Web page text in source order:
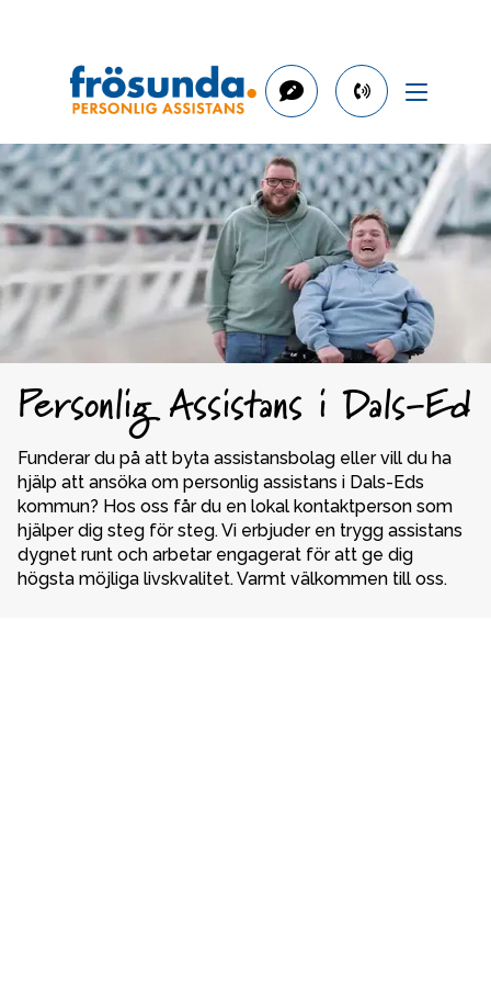
phone
031-
723
73
93
Personlig Assistans i Dals-Ed
Funderar du på att byta assistansbolag eller vill du ha
hjälp att ansöka om personlig assistans i Dals-Eds
kommun? Hos oss får du en lokal kontaktperson som
hjälper dig steg för steg. Vi erbjuder en trygg assistans
dygnet runt och arbetar engagerat för att ge dig
högsta möjliga livskvalitet. Varmt välkommen till oss.